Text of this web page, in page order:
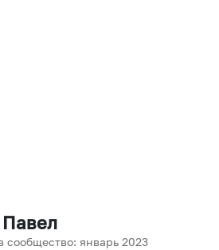
сообщество: январь 2023